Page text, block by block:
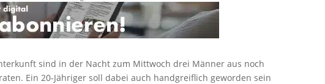
sind in der Nacht zum Mittwoch drei Männer aus noch
Ein 20-Jähriger soll dabei auch handgreiflich geworden sein